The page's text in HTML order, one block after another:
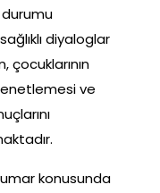
diyaloglar
çocuklarının
ve
konusunda